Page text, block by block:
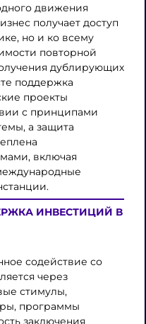
движения
получает доступ
но и ко всему
повторной
дублирующих
поддержка
проекты
с принципами
а защита
включая
ИНВЕСТИЦИЙ В
содействие со
через
стимулы,
программы
заключения